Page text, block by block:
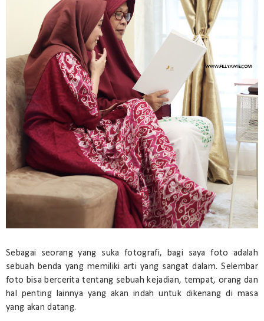
Sebagai seorang yang suka fotografi, bagi saya foto adalah
sebuah benda yang memiliki arti yang sangat dalam. Selembar
foto bisa bercerita tentang sebuah kejadian, tempat, orang dan
hal penting lainnya yang akan indah untuk dikenang di masa
yang akan datang.